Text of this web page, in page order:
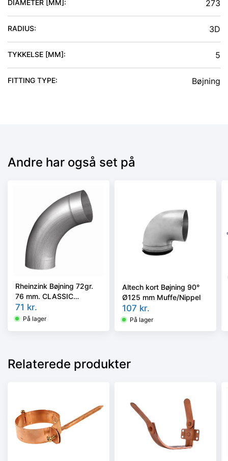
DIAMETER [MM] : 273
RADIUS: 3D
TYKKELSE [MM]: 5
FITTING TYPE: Bøjning
Andre har også set på
Rheinzink Bøjning 72gr.
76 mm. CLASSIC
walzblank - Tages ikke
retur -
71 kr.
På lager
Altech kort Bøjning 90°
Ø125 mm Muffe/Nippel
107 kr.
På lager
Relaterede produkter